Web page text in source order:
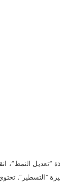
“تعديل النمط”،
“التسطير”.